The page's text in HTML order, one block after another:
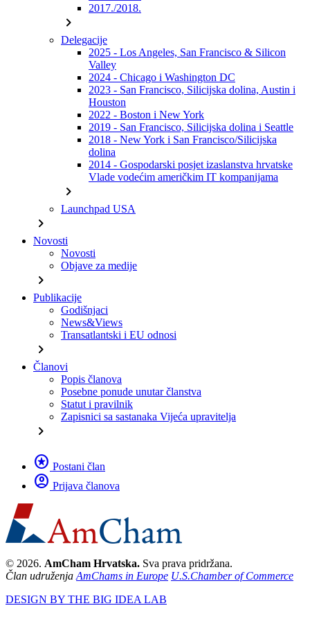
2017./2018.
chevron_right
Delegacije
2025 - Los Angeles, San Francisco & Silicon
Valley
2024 - Chicago i Washington DC
2023 - San Francisco, Silicijska dolina, Austin i
Houston
2022 - Boston i New York
2019 - San Francisco, Silicijska dolina i Seattle
2018 - New York i San Francisco/Silicijska
dolina
2014 - Gospodarski posjet izaslanstva hrvatske
Vlade vodećim američkim IT kompanijama
chevron_right
Launchpad USA
chevron_right
Novosti
Novosti
Objave za medije
chevron_right
Publikacije
Godišnjaci
News&Views
Transatlantski i EU odnosi
chevron_right
Članovi
Popis članova
Posebne ponude unutar članstva
Statut i pravilnik
Zapisnici sa sastanaka Vijeća upravitelja
chevron_right
stars Postani član
account_circle Prijava članova
© 2026. AmCham Hrvatska. Sva prava pridržana.
Član udruženja AmChams in Europe U.S.Chamber of Commerce
DESIGN BY THE BIG IDEA LAB